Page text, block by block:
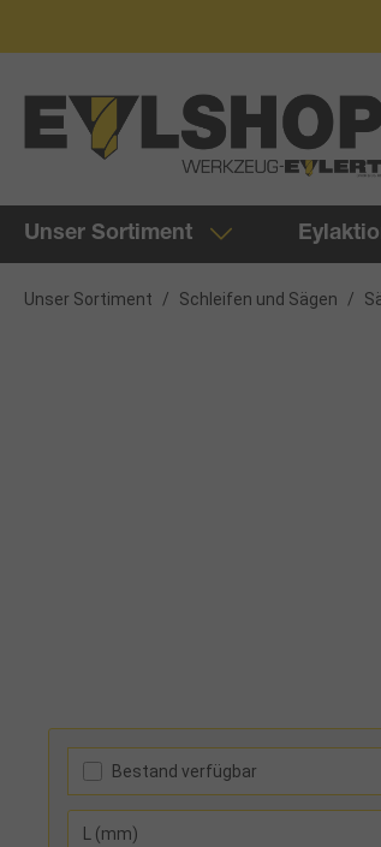
Unser Sortiment
Unser Sortiment / Schleifen und Sägen /
Bestand verfügbar
L (mm)